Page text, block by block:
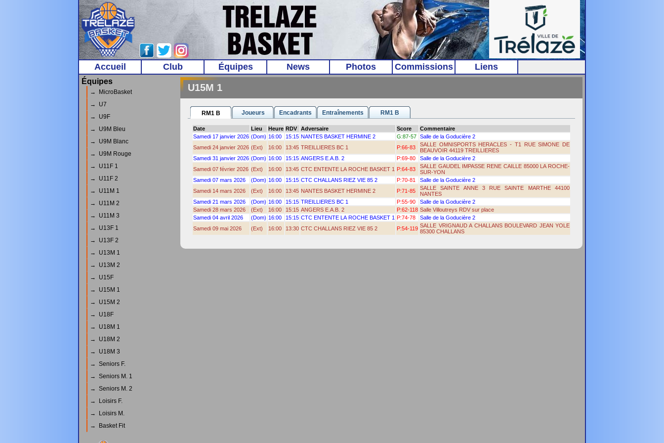
Accueil Club Équipes News Photos Commissions Liens
Équipes
→ MicroBasket
→ U7
→ U9F
→ U9M Bleu
→ U9M Blanc
→ U9M Rouge
→ U11F 1
→ U11F 2
→ U11M 1
→ U11M 2
→ U11M 3
→ U13F 1
→ U13F 2
→ U13M 1
→ U13M 2
→ U15F
→ U15M 1
→ U15M 2
→ U18F
→ U18M 1
→ U18M 2
→ U18M 3
→ Seniors F.
→ Seniors M. 1
→ Seniors M. 2
→ Loisirs F.
→ Loisirs M.
→ Basket Fit
U15M 1
RM1 B Joueurs Encadrants Entraînements RM1 B
Date Lieu Heure RDV Adversaire Score
Commentaire
Samedi 17 janvier 2026 (Dom) 16:00 15:15 NANTES BASKET HERMINE 2 G:87‑57 Salle de la Goducière 2
Samedi 24 janvier 2026 (Ext) 16:00 13:45 TREILLIERES BC 1 P:66‑83
SALLE OMNISPORTS HERACLES - T1 RUE SIMONE DE
BEAUVOIR 44119 TREILLIERES
Samedi 31 janvier 2026 (Dom) 16:00 15:15 ANGERS E.A.B. 2 P:69‑80
Salle de la Goducière 2
Samedi 07 février 2026 (Ext) 16:00 13:45 CTC ENTENTE LA ROCHE BASKET 1 P:64‑83
SALLE GAUDEL IMPASSE RENE CAILLE 85000 LA ROCHE-
SUR-YON
Samedi 07 mars 2026
(Dom) 16:00 15:15 CTC CHALLANS RIEZ VIE 85 2 P:70‑81
Salle de la Goducière 2
Samedi 14 mars 2026
(Ext) 16:00 13:45 NANTES BASKET HERMINE 2 P:71‑85
SALLE SAINTE ANNE 3 RUE SAINTE MARTHE 44100
NANTES
Samedi 21 mars 2026
(Dom) 16:00 15:15 TREILLIERES BC 1 P:55‑90
Salle de la Goducière 2
Samedi 28 mars 2026
(Ext) 16:00 15:15 ANGERS E.A.B. 2 P:62‑118 Salle Villoutreys RDV sur place
Samedi 04 avril 2026
(Dom) 16:00 15:15 CTC ENTENTE LA ROCHE BASKET 1 P:74‑78
Salle de la Goducière 2
Samedi 09 mai 2026
(Ext) 16:00 13:30 CTC CHALLANS RIEZ VIE 85 2 P:54‑119 SALLE VRIGNAUD A CHALLANS BOULEVARD JEAN YOLE
85300 CHALLANS